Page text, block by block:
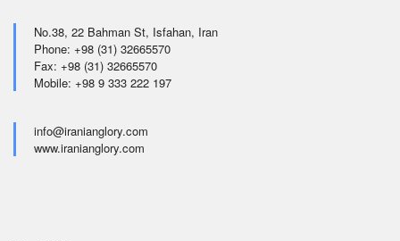
No.38, 22 Bahman St, Isfahan, Iran
Phone: +98 (31) 32665570
Fax: +98 (31) 32665570
Mobile: +98 9 333 222 197
info@iranianglory.com
www.iranianglory.com